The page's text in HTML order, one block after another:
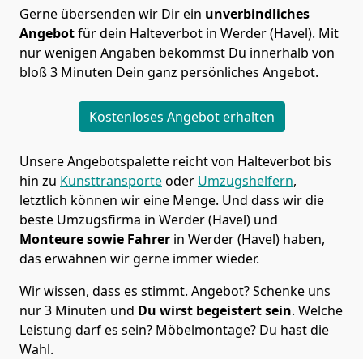
Gerne übersenden wir Dir ein unverbindliches
Angebotfür dein Halteverbot in Werder (Havel). Mit
nur wenigen Angaben bekommst Du innerhalb von
bloß 3 Minuten Dein ganz persönliches Angebot.
Kostenloses Angebot erhalten
Unsere Angebotspalette reicht von Halteverbot bis
hin zu Kunsttransporteoder Umzugshelfern,
letztlich können wir eine Menge. Und dass wir die
beste Umzugsfirma in Werder (Havel) und
Monteure sowie Fahrer in Werder (Havel) haben,
das erwähnen wir gerne immer wieder.
Wir wissen, dass es stimmt. Angebot? Schenke uns
nur 3 Minuten und Du wirst begeistert sein. Welche
Leistung darf es sein? Möbelmontage? Du hast die
Wahl.